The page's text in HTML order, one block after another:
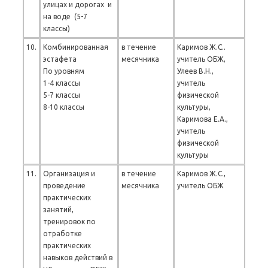
улицах и дорогах и
на воде (5-7
классы)
10.
Комбинированная
эстафета
По уровням
1-4 классы
5-7 классы
8-10 классы
в течение
месячника
Каримов Ж.С..
учитель ОБЖ,
Улеев В.Н.,
учитель
физической
культуры,
Каримова Е.А.,
учитель
физической
культуры
11.
Организация и
проведение
практических
занятий,
тренировок по
отработке
практических
навыков действий в
в течение
месячника
Каримов Ж.С.,
учитель ОБЖ